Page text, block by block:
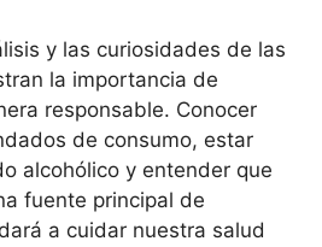
y las curiosidades de las
la importancia de
responsable. Conocer
de consumo, estar
alcohólico y entender que
fuente principal de
a cuidar nuestra salud